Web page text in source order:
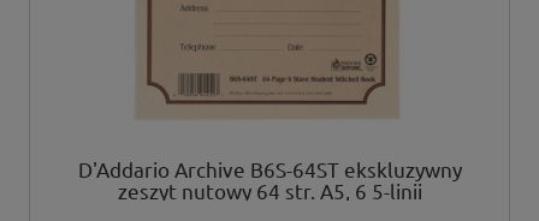
D'Addario Archive B6S-64ST ekskluzywny
zeszyt nutowy 64 str. A5, 6 5-linii